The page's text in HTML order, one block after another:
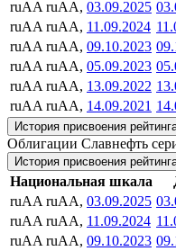
ruAA ruAA, 03.09.2025
ruAA ruAA, 11.09.2024
ruAA ruAA, 09.10.2023
ruAA ruAA, 05.09.2023
ruAA ruAA, 13.09.2022
ruAA ruAA, 14.09.2021
История присвоения
Облигации Славнефть
История присвоения
Национальная шкала
ruAA ruAA, 03.09.2025
ruAA ruAA, 11.09.2024
ruAA ruAA, 09.10.2023